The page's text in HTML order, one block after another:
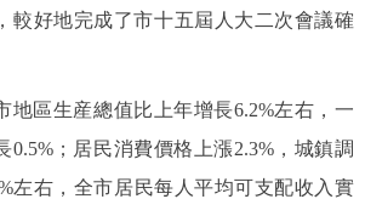
較好地完成了市十五屆人大二次會議確
區生産總值比上年增長6.2%左右，一
0.5%；居民消費價格上漲2.3%，城鎮調
左右，全市居民每人平均可支配收入實